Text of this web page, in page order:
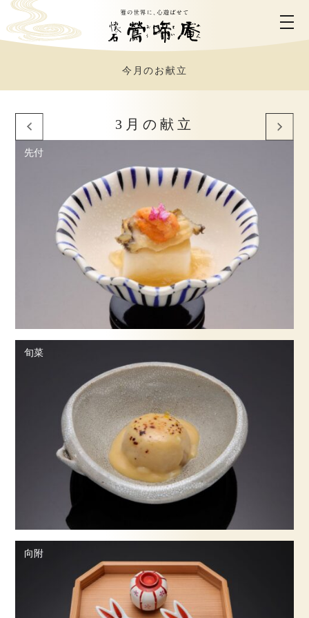
ホーム
鶯啼庵について
お部屋のご案内
ご利用シーン
営業時間・アクセス
ご予約・お問合せ
採用情報 企業情報 サイトマップ
今月のお献立
3月の献立
先付
旬菜
向附